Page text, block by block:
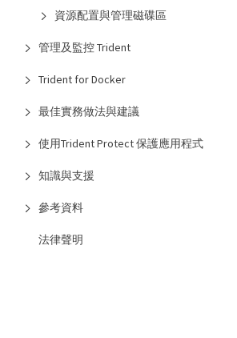
資源配置與管理磁碟區
管理及監控 Trident
Trident for Docker
最佳實務做法與建議
使用Trident Protect 保護應用程式
知識與支援
參考資料
法律聲明